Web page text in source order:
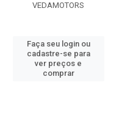
VEDAMOTORS
Faça seu login ou
cadastre-se para
ver preços e
comprar